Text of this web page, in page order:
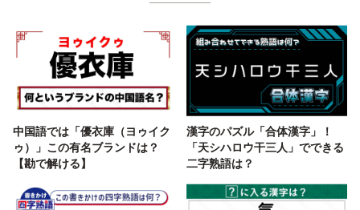
中国語では「優衣庫（ヨゥイク
ゥ）」この有名ブランドは？
【勘で解ける】
漢字のパズル「合体漢字」！
「天シハロウ干三人」でできる
二字熟語は？